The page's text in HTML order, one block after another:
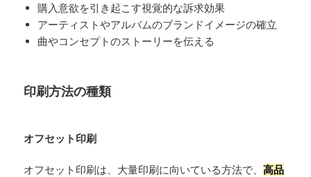
購入意欲を引き起こす視覚的な訴求効果
アーティストやアルバムのブランドイメージの確立
曲やコンセプトのストーリーを伝える
印刷方法の種類
オフセット印刷
オフセット印刷は、大量印刷に向いている方法で、高品